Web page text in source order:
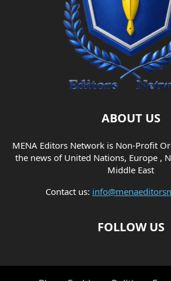
ABOUT US
MENA Editors Network is Non-Profit
the news of United Nations, Europe ,
Middle East
Contact us:
FOLLOW US